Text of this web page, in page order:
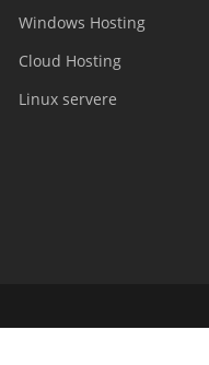
Windows Hosting
Cloud Hosting
Linux servere